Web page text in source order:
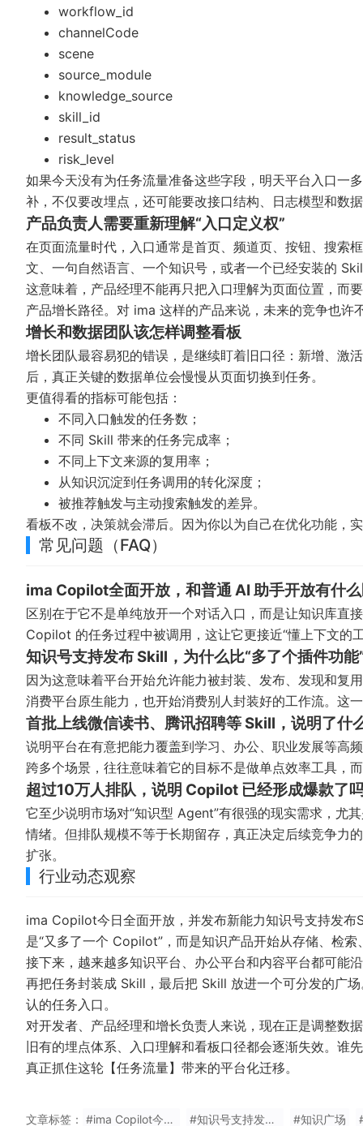
workflow_id
channelCode
scene
source_module
knowledge_source
skill_id
result_status
risk_level
如果今天没有为任务流量准备这些字段，明天平台入口一
补，不仅要改埋点，还可能要改接口结构、日志模型和数
产品负责人需要重新理解“入口定义权”
在页面流量时代，入口通常是首页、频道页、按钮、搜索
文、一句自然语言、一个知识号，或者一个已经安装的
这意味着，产品经理不能再只把入口理解为页面位置，而
产品增长路径。对 ima 这样的产品来说，未来的竞争也许
增长和数据团队该怎样调整看板
增长团队最容易犯的错误，是继续盯着旧口径：新增、
后，真正关键的数据单位会慢慢从页面切换到任务。
更值得看的指标可能包括：
不同入口触发的任务数；
不同 Skill 带来的任务完成率；
不同上下文来源的复用率；
从知识沉淀到任务调用的转化深度；
被推荐触发与主动搜索触发的差异。
看板不改，决策就会滞后。因为你以为自己在优化功能，
常见问题（FAQ）
ima Copilot全面开放，和普通 AI 助手开放有什
区别在于它不是单纯放开一个对话入口，而是让知识库直
Copilot 的任务过程中被调用，这让它更接近“懂上下文的
知识号支持发布 Skill，为什么比“多了个插件功能
因为这意味着平台开始允许能力被封装、发布、发现和复
消费平台原生能力，也开始消费别人封装好的工作流。这
首批上线微信读书、腾讯招聘等 Skill，说明了什
说明平台在有意把能力覆盖到学习、办公、职业发展等高
跨多个场景，往往意味着它的目标不是做单点效率工具，
超过10万人排队，说明 Copilot 已经形成爆款了
它至少说明市场对“知识型 Agent”有很强的现实需求，尤
情绪。但排队规模不等于长期留存，真正决定后续竞争力
扩张。
行业动态观察
ima Copilot今日全面开放，并发布新能力知识号支持发
是“又多了一个 Copilot”，而是知识产品开始从存储、检
接下来，越来越多知识平台、办公平台和内容平台都可能
再把任务封装成 Skill，最后把 Skill 放进一个可分发的广
认的任务入口。
对开发者、产品经理和增长负责人来说，现在正是调整数
旧有的埋点体系、入口理解和看板口径都会逐渐失效。谁
真正抓住这轮【任务流量】带来的平台化迁移。
文章标签： #ima Copilot今日全面开放 #知识号支持发布Skill #知识广场